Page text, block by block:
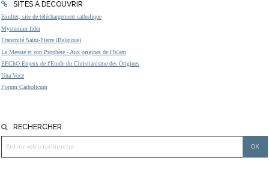
SITES À DÉCOUVRIR
Exultet, site de téléchargement catholique
Mysterium fidei
Fraternité Saint-Pierre (Belgique)
Le Messie et son Prophète - Aux origines de l'Islam
EEChO Enjeux de l'Etude du Christianisme des Origines
Una Voce
Forum Catholicum
RECHERCHER